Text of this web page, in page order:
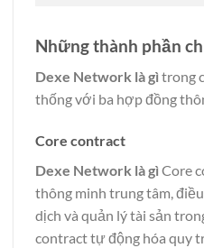
Những thành phần
Dexe Network là gì trong
thống với ba hợp đồng
Core contract
Dexe Network là gì Core
thông minh trung tâm,
dịch và quản lý tài sản
contract tự động hóa quy